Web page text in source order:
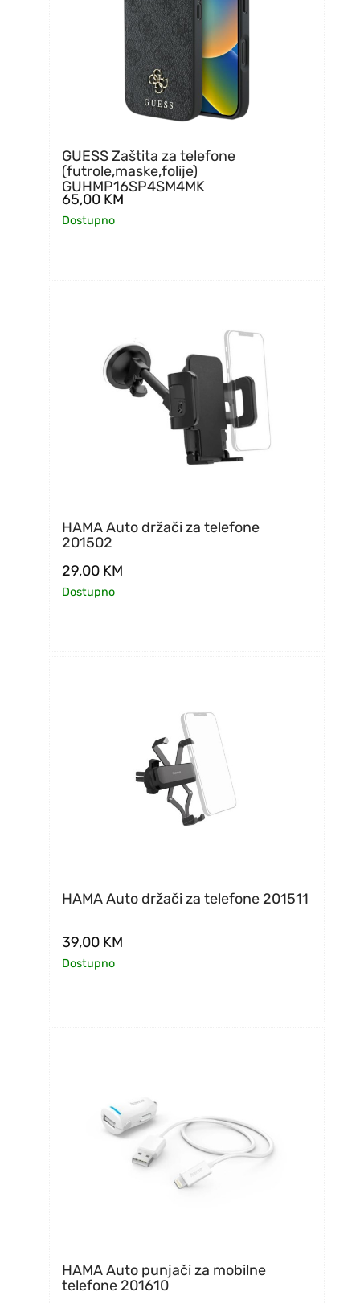
GUESS Zaštita za telefone
(futrole,maske,folije)
GUHMP16SP4SM4MK
65,00 KM
Dostupno
HAMA Auto držači za telefone
201502
29,00 KM
Dostupno
HAMA Auto držači za telefone 201511
39,00 KM
Dostupno
HAMA Auto punjači za mobilne
telefone 201610